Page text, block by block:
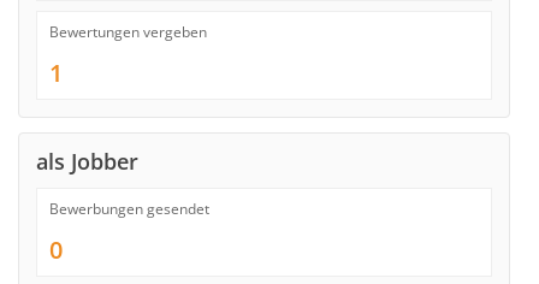
Bewertungen vergeben
1
als Jobber
Bewerbungen gesendet
0